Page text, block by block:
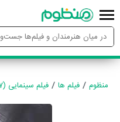
منظوم فیلم ها فیلم سینمایی Newness (2017)